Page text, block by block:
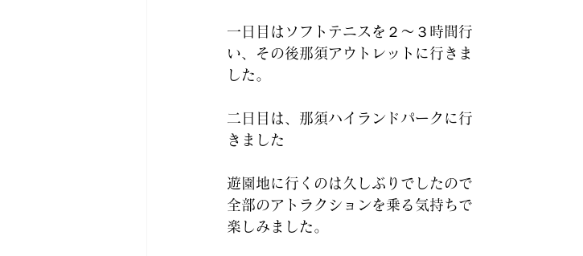
一日目はソフトテニスを２～３時間行
い、その後那須アウトレットに行きま
した。
二日目は、那須ハイランドパークに行
きました
遊園地に行くのは久しぶりでしたので
全部のアトラクションを乗る気持ちで
楽しみました。